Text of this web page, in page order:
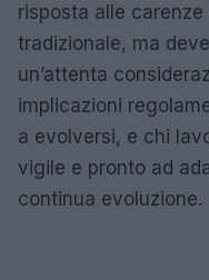
risposta alle
tradizionale, ma
un’attenta
implicazioni
a evolversi, e chi
vigile e pronto ad
continua evoluzione.